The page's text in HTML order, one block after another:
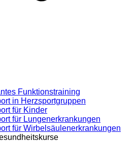
Funktionstraining
in Herzsportgruppen
für Kinder
für Lungenerkrankungen
für Wirbelsäulenerkrankungen